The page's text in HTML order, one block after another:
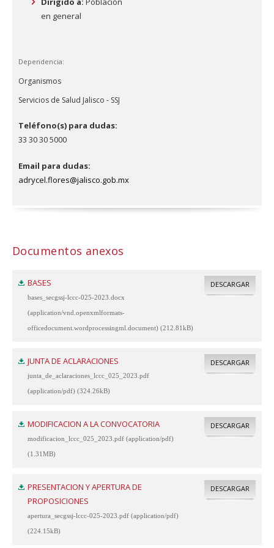
en general
Dependencia:
Organismos
Servicios de Salud Jalisco - SSJ
Teléfono(s) para dudas:
33 30 30 5000
Email para dudas:
adrycel.flores@jalisco.gob.mx
Documentos anexos
BASES
bases_secgssj-lccc-025-2023.docx
(application/vnd.openxmlformats-
officedocument.wordprocessingml.document) (212.81kB)
DESCARGAR
JUNTA DE ACLARACIONES
junta_de_aclaraciones_lccc_025_2023.pdf
(application/pdf) (324.26kB)
DESCARGAR
MODIFICACION A LA CONVOCATORIA
modificacion_lccc_025_2023.pdf (application/pdf)
(1.31MB)
DESCARGAR
PRESENTACION Y APERTURA DE
PROPOSICIONES
apertura_secgssj-lccc-025-2023.pdf (application/pdf)
(224.15kB)
DESCARGAR